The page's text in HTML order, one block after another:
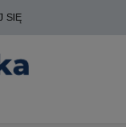
SIĘ